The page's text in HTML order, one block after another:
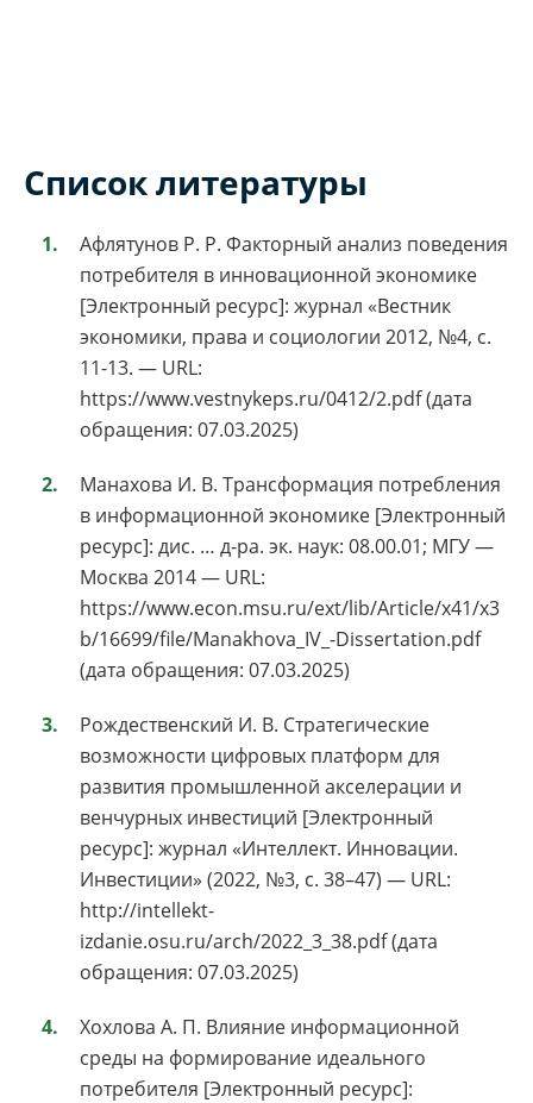
Список литературы
Афлятунов Р. Р. Факторный анализ поведения
потребителя в инновационной экономике
[Электронный ресурс]: журнал «Вестник
экономики, права и социологии 2012, №4, с.
11-13. — URL:
https://www.vestnykeps.ru/0412/2.pdf (дата
обращения: 07.03.2025)
Манахова И. В. Трансформация потребления
в информационной экономике [Электронный
ресурс]: дис. … д-ра. эк. наук: 08.00.01; МГУ —
Москва 2014 — URL:
https://www.econ.msu.ru/ext/lib/Article/x41/x3
b/16699/file/Manakhova_IV_-Dissertation.pdf
(дата обращения: 07.03.2025)
Рождественский И. В. Стратегические
возможности цифровых платформ для
развития промышленной акселерации и
венчурных инвестиций [Электронный
ресурс]: журнал «Интеллект. Инновации.
Инвестиции» (2022, №3, с. 38–47) — URL:
http://intellekt-
izdanie.osu.ru/arch/2022_3_38.pdf (дата
обращения: 07.03.2025)
Хохлова А. П. Влияние информационной
среды на формирование идеального
потребителя [Электронный ресурс]: